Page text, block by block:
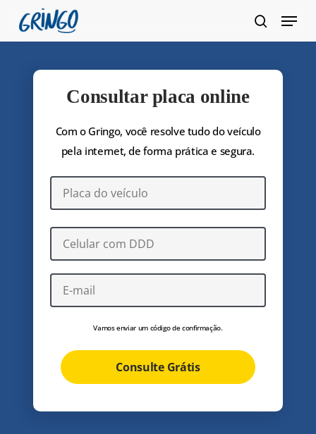
Pular
para
conteúdo
Menu
Consultar placa online
Com o Gringo, você resolve tudo do veículo
pela internet, de forma prática e segura.
Vamos enviar um código de confirmação.
Consulte Grátis